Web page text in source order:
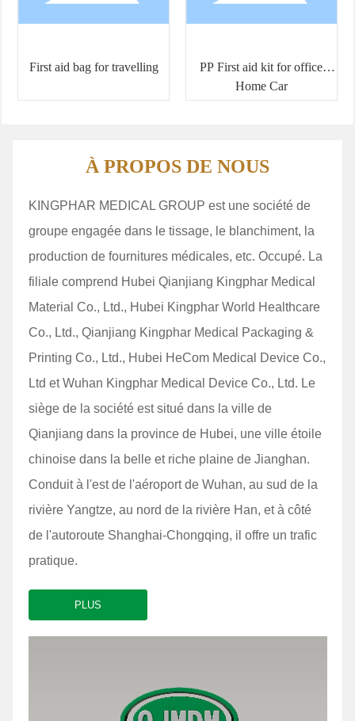
First aid bag for travelling
PP First aid kit for office
Home Car
À PROPOS DE NOUS
KINGPHAR MEDICAL GROUP est une société de
groupe engagée dans le tissage, le blanchiment, la
production de fournitures médicales, etc. Occupé. La
filiale comprend Hubei Qianjiang Kingphar Medical
Material Co., Ltd., Hubei Kingphar World Healthcare
Co., Ltd., Qianjiang Kingphar Medical Packaging &
Printing Co., Ltd., Hubei HeCom Medical Device Co.,
Ltd et Wuhan Kingphar Medical Device Co., Ltd. Le
siège de la société est situé dans la ville de
Qianjiang dans la province de Hubei, une ville étoile
chinoise dans la belle et riche plaine de Jianghan.
Conduit à l'est de l'aéroport de Wuhan, au sud de la
rivière Yangtze, au nord de la rivière Han, et à côté
de l'autoroute Shanghai-Chongqing, il offre un trafic
pratique.
PLUS